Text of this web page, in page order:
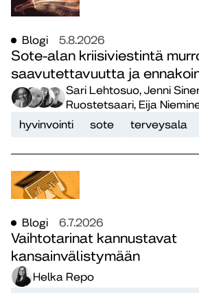
Blogi 5.8.2026
Sote-alan kriisiviestintä
saavutettavuutta ja
Sari Lehtosuo, Jenni
Ruostetsaari, Eija
hyvinvointi
sote terveysala
Blogi 6.7.2026
Vaihtotarinat kannustavat
kansainvälistymään
Helka Repo